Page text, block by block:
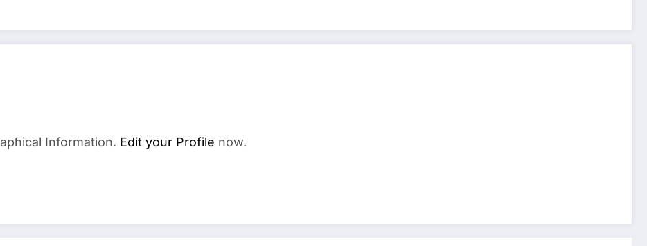
Information. Edit your Profile now.